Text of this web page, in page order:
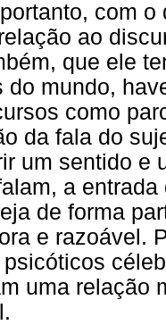
com
ao
que ele
do mundo,
como
da fala do
um sentido e
a
de forma
e razoável.
uma relação